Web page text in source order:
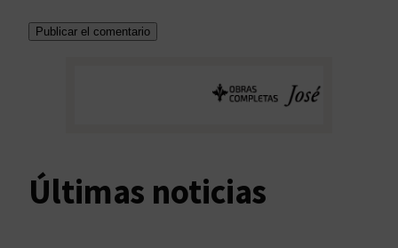
Últimas noticias